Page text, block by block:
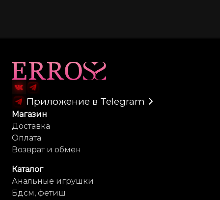
Приложение в Telegram
Магазин
Доставка
Оплата
Возврат и обмен
Каталог
Анальные игрушки
Бдсм, фетиш
Карта сайта